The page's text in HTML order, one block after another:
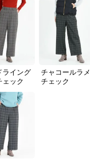
ライング
ェック
チャコールラメ
チェック